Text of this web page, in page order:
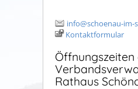
info@schoenau-im-
Kontaktformular
Öffnungszeiten
Rathaus